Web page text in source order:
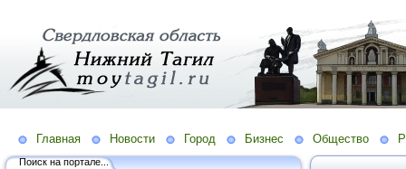
Главная Новости Город Бизнес Общество
Поиск на портале...